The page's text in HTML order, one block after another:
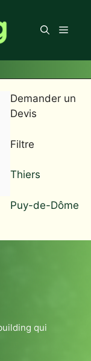
Menu
Demander un
Devis
Filtre
Thiers
Puy-de-Dôme
qui